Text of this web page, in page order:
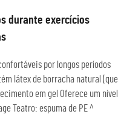
durante exercícios
por longos períodos
látex de borracha natural (que
em gel Oferece um nível
Teatro: espuma de PE ^